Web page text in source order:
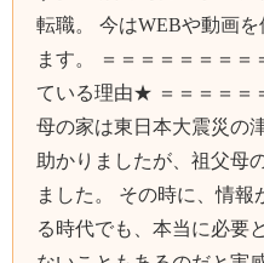
転職。 今はWEBや動画
ます。 ＝＝＝＝＝＝＝
ている理由★ ＝＝＝＝＝
母の家は東日本大震災の
助かりましたが、祖父母
ました。 その時に、情
る時代でも、本当に必要